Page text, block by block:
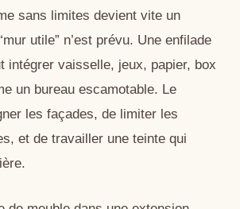
sans limites devient vite un
utile” n’est prévu. Une enfilade
intégrer vaisselle, jeux, papier, box
un bureau escamotable. Le
les façades, de limiter les
et de travailler une teinte qui